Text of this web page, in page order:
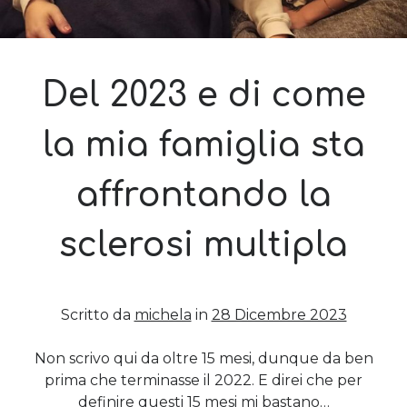
Le criptovalute secondo me: l’avventura di Eticoin
29 Maggio 2026
11 Febbraio 2025
Come ho fatto Educazione Finanziaria nei soggiorni estivi per
bambini e ragazzi
12 Gennaio 2024
28 Dicembre 2023
Donne e propensione al rischio: l’impatto sugli investimenti
Commenti Recenti
Angela su Del 2023 e di come la mia famiglia sta affrontando la
sclerosi multipla
Del 2023 e di come
la mia famiglia sta
affrontando la
sclerosi multipla
Scritto da michela in 28 Dicembre 2023
Non scrivo qui da oltre 15 mesi, dunque da ben
prima che terminasse il 2022. E direi che per
definire questi 15 mesi mi bastano…